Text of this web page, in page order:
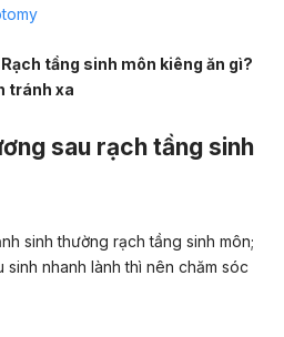
Rạch tầng sinh môn kiêng ăn gì?
tránh xa
sau rạch tầng sinh
sinh thường rạch tầng sinh môn;
nhanh lành thì nên chăm sóc